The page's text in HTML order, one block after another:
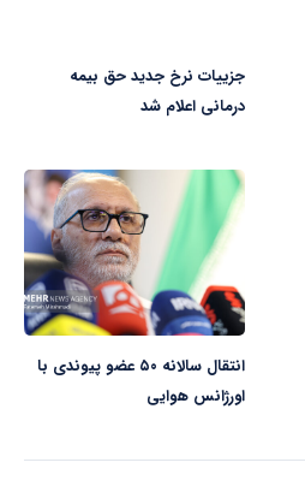
جزییات نرخ جدید حق بیمه
درمانی اعلام شد
انتقال سالانه ۵۰ عضو پیوندی با
اورژانس هوایی